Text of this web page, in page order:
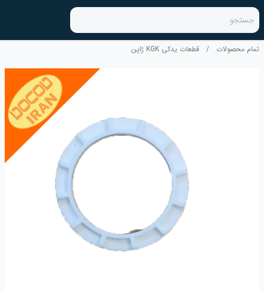
جستجو
تمام محصولات / قطعات یدکی KGK ژاپن